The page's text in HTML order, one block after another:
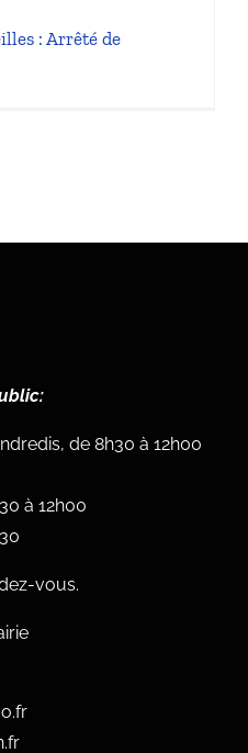
: Arrêté de
de 8h30 à 12h00
à 12h00
vous.